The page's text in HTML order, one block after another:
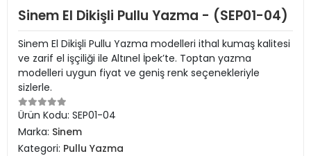
Sinem El Dikişli Pullu Yazma - (SEP01-04)
Sinem El Dikişli Pullu Yazma modelleri ithal kumaş kalitesi
ve zarif el işçiliği ile Altınel İpek’te. Toptan yazma
modelleri uygun fiyat ve geniş renk seçenekleriyle
sizlerle.
Ürün Kodu: SEP01-04
Marka: Sinem
Kategori: Pullu Yazma